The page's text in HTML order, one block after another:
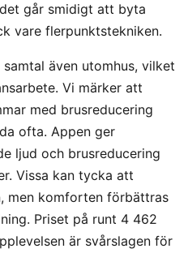
går smidigt att byta
vare flerpunktstekniken.
även utomhus, vilket
Vi märker att
med brusreducering
ofta. Appen ger
ljud och brusreducering
Vissa kan tycka att
men komforten förbättras
Priset på runt 4 462
är svårslagen för